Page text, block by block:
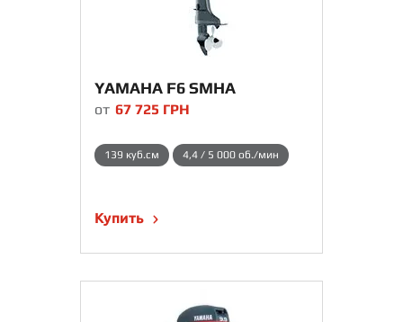
YAMAHA F6 SMHA
от 67 725 ГРН
139 куб.см 4,4 / 5 000 об./мин
Купить